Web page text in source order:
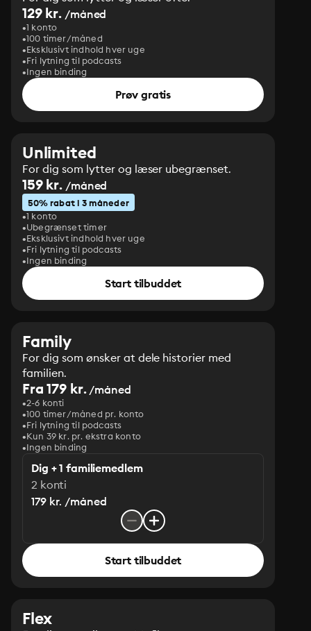
129 kr. /måned
1 konto
100 timer/måned
Eksklusivt indhold hver uge
Fri lytning til podcasts
Ingen binding
Prøv gratis
Unlimited
For dig som lytter og læser ubegrænset.
159 kr. /måned
50% rabat i 3 måneder
1 konto
Ubegrænset timer
Eksklusivt indhold hver uge
Fri lytning til podcasts
Ingen binding
Start tilbuddet
Family
For dig som ønsker at dele historier med
familien.
Fra 179 kr./måned
2-6 konti
100 timer/måned pr. konto
Fri lytning til podcasts
Kun 39 kr. pr. ekstra konto
Ingen binding
Dig + 1 familiemedlem
2 konti
179 kr. /måned
Start tilbuddet
Flex